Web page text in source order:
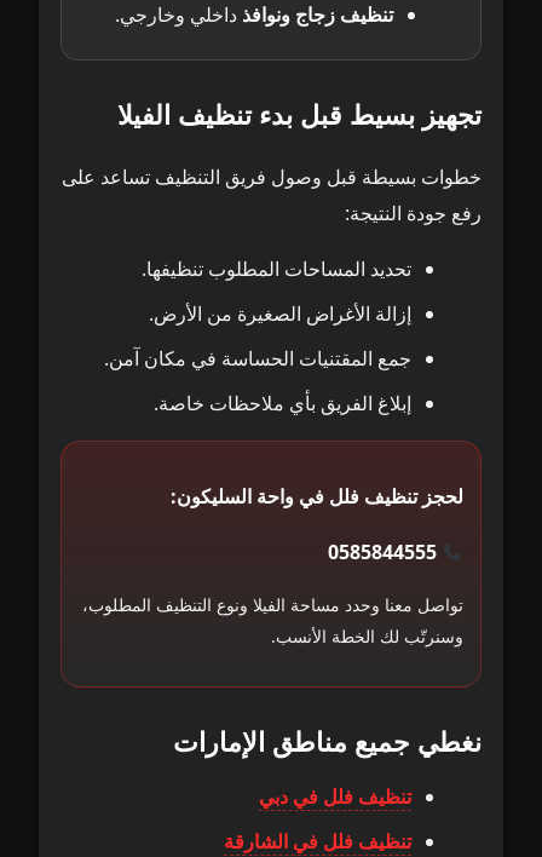
تنظيف زجاج ونوافذ داخلي وخارجي.
تجهيز بسيط قبل بدء تنظيف الفيلا
خطوات بسيطة قبل وصول فريق التنظيف تساعد على
رفع جودة النتيجة:
تحديد المساحات المطلوب تنظيفها.
إزالة الأغراض الصغيرة من الأرض.
جمع المقتنيات الحساسة في مكان آمن.
إبلاغ الفريق بأي ملاحظات خاصة.
لحجز تنظيف فلل في واحة السليكون:
0585844555
تواصل معنا وحدد مساحة الفيلا ونوع التنظيف المطلوب،
وسنرتّب لك الخطة الأنسب.
نغطي جميع مناطق الإمارات
تنظيف فلل في دبي
تنظيف فلل في الشارقة